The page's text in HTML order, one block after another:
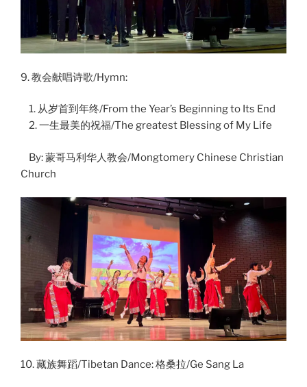
9. 教会献唱诗歌/Hymn:
1. 从岁首到年终/From the Year’s Beginning to Its End
2. 一生最美的祝福/The greatest Blessing of My Life
By: 蒙哥马利华人教会/Mongtomery Chinese Christian
Church
10. 藏族舞蹈/Tibetan Dance: 格桑拉/Ge Sang La